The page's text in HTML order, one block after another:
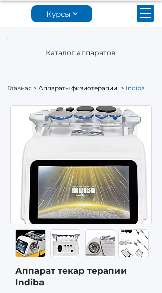
Курсы
Каталог аппаратов
Главная > Аппараты физиотерапии > Indiba
Аппарат текар терапии
Indiba